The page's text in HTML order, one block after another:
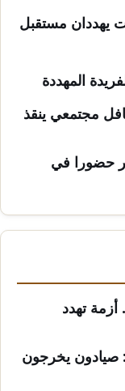
يهددان مستقبل
المهددة
مجتمعي ينقذ
حضورا في
تهدد
صيادون يخرجون